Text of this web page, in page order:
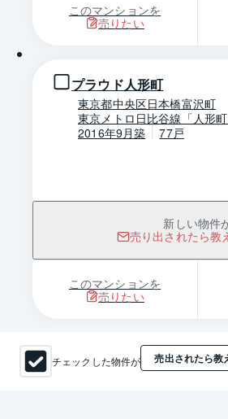
このマンションを
売りたい
プラウド人形町
東京都中央区日本橋富沢町
東京メトロ日比谷線「人形
2016年9月築
77戸
新しい物件
売り出されたら教
このマンションを
売りたい
チェックした物件が 売出されたら教